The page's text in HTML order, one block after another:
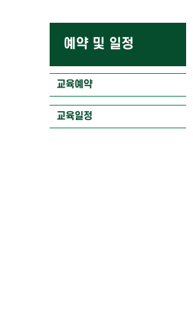
예약 및 일정
교육예약
교육일정